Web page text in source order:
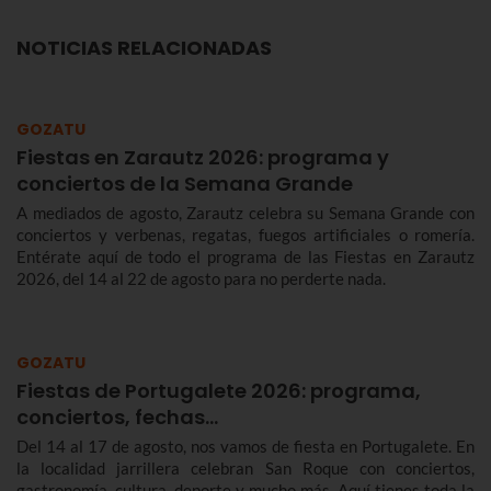
NOTICIAS RELACIONADAS
GOZATU
Fiestas en Zarautz 2026: programa y
conciertos de la Semana Grande
A mediados de agosto, Zarautz celebra su Semana Grande con
conciertos y verbenas, regatas, fuegos artificiales o romería.
Entérate aquí de todo el programa de las Fiestas en Zarautz
2026, del 14 al 22 de agosto para no perderte nada.
GOZATU
Fiestas de Portugalete 2026: programa,
conciertos, fechas…
Del 14 al 17 de agosto, nos vamos de fiesta en Portugalete. En
la localidad jarrillera celebran San Roque con conciertos,